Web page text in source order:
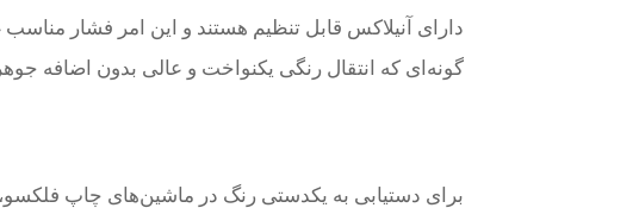
دارای آنیلاکس قابل تنظیم هستند و این امر فشار
گونه‌ای که انتقال رنگی یکنواخت و عالی بدون اضافه
برای دستیابی به یکدستی رنگ در ماشین‌های چاپ